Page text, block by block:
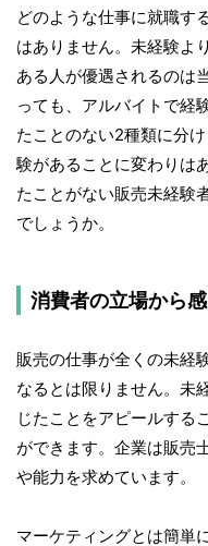
どのような仕事に就職す
はありません。未経験よ
ある人が優遇されるのは
っても、アルバイトで経
たことのない2種類に分
験があることに変わりは
たことがない販売未経験
でしょうか。
消費者の立場から
販売の仕事が全くの未経
なるとは限りません。未
じたことをアピールする
ができます。企業は販売
や能力を求めています。
マーケティングとは簡単